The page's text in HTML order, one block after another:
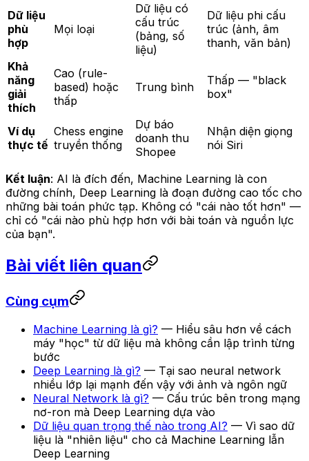
Dữ liệu
phù
hợp
Mọi loại
Dữ liệu có
cấu trúc
(bảng, số
liệu)
Dữ liệu phi cấu
trúc (ảnh, âm
thanh, văn bản)
Khả
năng
giải
thích
Cao (rule-
based) hoặc
thấp
Trung bình
Thấp — "black
box"
Ví dụ
thực tế
Chess engine
truyền thống
Dự báo
doanh thu
Shopee
Nhận diện giọng
nói Siri
Kết luận: AI là đích đến, Machine Learning là con
đường chính, Deep Learning là đoạn đường cao tốc cho
những bài toán phức tạp. Không có "cái nào tốt hơn" —
chỉ có "cái nào phù hợp hơn với bài toán và nguồn lực
của bạn".
Bài viết liên quan
Cùng cụm
Machine Learning là gì? — Hiểu sâu hơn về cách
máy "học" từ dữ liệu mà không cần lập trình từng
bước
Deep Learning là gì? — Tại sao neural network
nhiều lớp lại mạnh đến vậy với ảnh và ngôn ngữ
Neural Network là gì? — Cấu trúc bên trong mạng
nơ-ron mà Deep Learning dựa vào
Dữ liệu quan trọng thế nào trong AI? — Vì sao dữ
liệu là "nhiên liệu" cho cả Machine Learning lẫn
Deep Learning